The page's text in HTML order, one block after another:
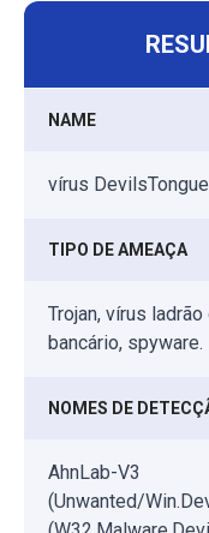
NAME
vírus DevilsTongue
TIPO DE AMEAÇA
Trojan, vírus
bancário, spyware.
NOMES DE
AhnLab-V3
(Unwanted/